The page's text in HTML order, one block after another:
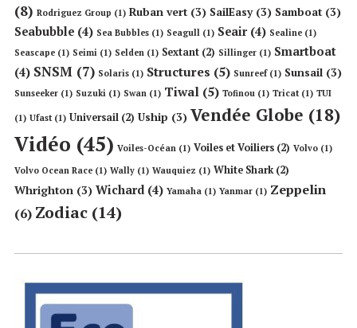
(8) Rodriguez Group (1) Ruban vert (3) SailEasy(3) Samboat (3)
Seabubble (4) Sea Bubbles (1) Seagull (1) Seair(4) Sealine (1)
Seascape (1) Seimi (1) Selden (1) Sextant (2) Sillinger (1) Smartboat
(4) SNSM (7) Solaris (1) Structures (5) Sunreef(1) Sunsail (3)
Sunseeker (1) Suzuki (1) Swan (1) Tiwal (5) Tofinou (1) Tricat (1) TUI
(1) Ufast (1) Universail (2) Uship (3) Vendée Globe (18)
Vidéo (45) Voiles-Océan (1) Voiles et Voiliers (2) Volvo (1)
Volvo Ocean Race (1) Wally (1) Wauquiez (1) White Shark(2)
Whrighton (3) Wichard (4) Yamaha (1) Yanmar (1) Zeppelin
(6) Zodiac (14)